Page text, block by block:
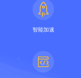
智能加速